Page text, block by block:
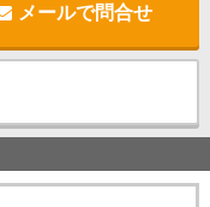
メールで問合せ